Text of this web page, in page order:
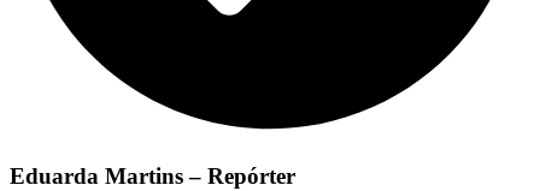
Eduarda Martins – Repórter